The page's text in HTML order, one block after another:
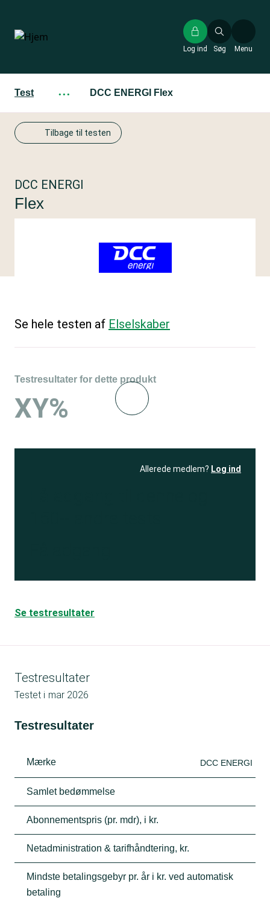
hovedindhold
Søg
Log ind Menu
Test ··· DCC ENERGI Flex
Tilbage til testen
DCC ENERGI
Flex
Se hele testen af Elselskaber
Testresultater for dette produkt
XY%
Allerede medlem? Log ind
Se testresultater
Testresultater
Testet i mar 2026
Testresultater
Mærke DCC ENERGI
Samlet bedømmelse
Abonnementspris (pr. mdr), i kr.
Netadministration & tarifhåndtering, kr.
Mindste betalingsgebyr pr. år i kr. ved automatisk
betaling